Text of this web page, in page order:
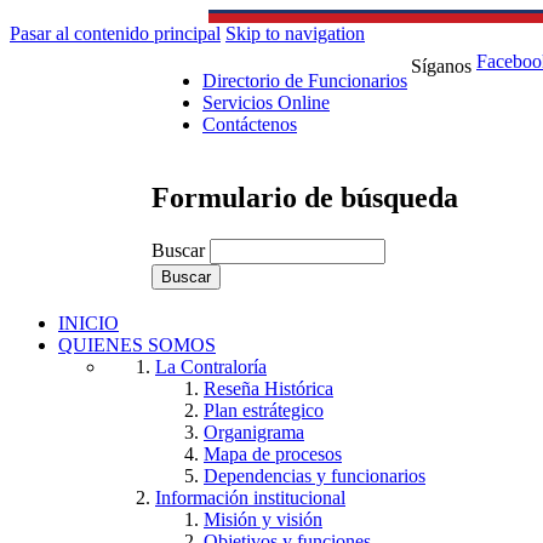
Pasar al contenido principal Skip to navigation
Directorio de Funcionarios
Servicios Online
Contáctenos
Síganos
Formulario de búsqueda
Buscar
INICIO
QUIENES SOMOS
La Contraloría
Reseña Histórica
Plan estrátegico
Organigrama
Mapa de procesos
Dependencias y funcionarios
Información institucional
Misión y visión